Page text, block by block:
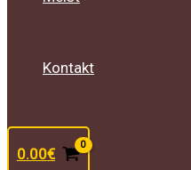
Kontakt
0.00€